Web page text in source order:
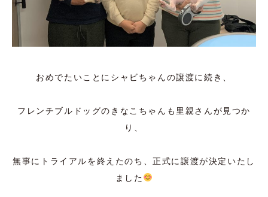
おめでたいことにシャビちゃんの譲渡に続き、
フレンチブルドッグのきなこちゃんも里親さんが見つか
り、
無事にトライアルを終えたのち、正式に譲渡が決定いたし
ました